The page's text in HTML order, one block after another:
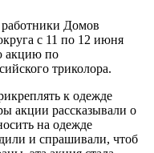
Домов
с 11 по 12 июня
акцию по
триколора.
к одежде
акции рассказывали о
на одежде
и спрашивали, чтоб